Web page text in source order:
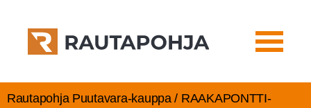
Rautapohja Puutavara-kauppa / RAA­KA­PONT­TI­